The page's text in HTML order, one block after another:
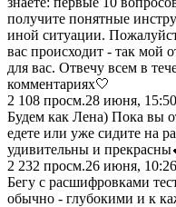
получите понятные
иной ситуации.
вас происходит - так мой
для вас. Отвечу всем в
комментариях🤍
2 108 просм.28 июня, 15:50
Будем как Лена) Пока вы
едете или уже сидите на
удивительны и
2 232 просм.26 июня, 10:26
Бегу с расшифровками
обычно - глубокими и к